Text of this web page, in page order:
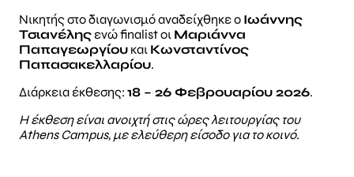
Νικητής στο διαγωνισμό αναδείχθηκε ο Ιωάννης
Τσιανέληςενώ finalist οι Μαριάννα
Παπαγεωργίου και Κωνσταντίνος
Παπασακελλαρίου.
Διάρκεια έκθεσης:18 – 26 Φεβρουαρίου 2026.
Η έκθεση είναι ανοιχτή στις ώρες λειτουργίας του
Athens Campus, με ελεύθερη είσοδο για το κοινό.